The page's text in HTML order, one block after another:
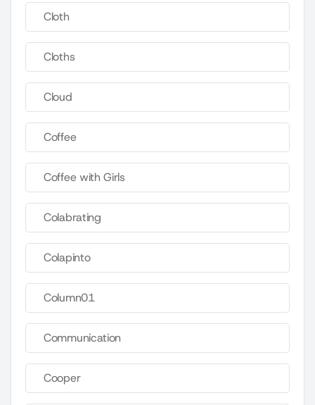
Cloth
Cloths
Cloud
Coffee
Coffee with Girls
Colabrating
Colapinto
Column01
Communication
Cooper